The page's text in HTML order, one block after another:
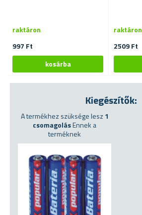
997 Ft
raktáron
2509 Ft
raktáron
Kiegészítők:
A termékhez szüksége lesz 1
csomagolásEnnek a
terméknek